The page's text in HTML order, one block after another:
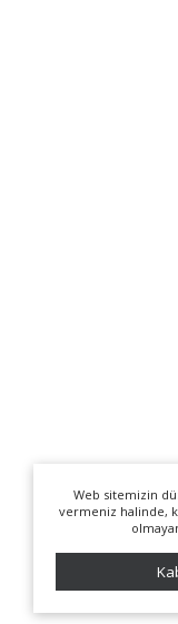
Web sitemizin
vermeniz halinde,